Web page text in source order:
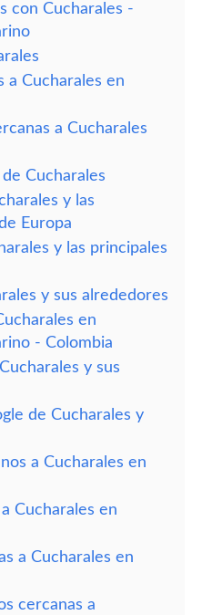
con Cucharales -
a Cucharales en
a Cucharales
Cucharales
y las
Europa
y las principales
y sus alrededores
en
- Colombia
y sus
de Cucharales y
a Cucharales en
Cucharales en
a Cucharales en
cercanas a